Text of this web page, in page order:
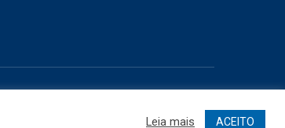
Leia mais ACEITO